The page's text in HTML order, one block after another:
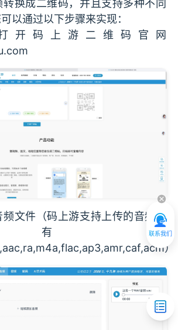
联系我们
换成二维码，并且支持多种不同
以通过以下步骤来实现‌：
开码上游二维码官网
频文件（码上游支持上传的音频格
有：
）